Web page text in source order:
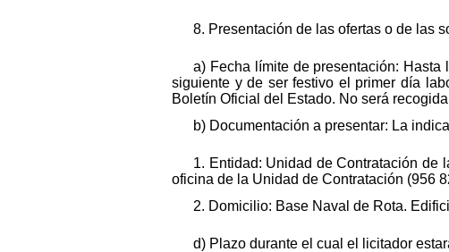
8. Presentación de las ofertas o de las
a) Fecha límite de presentación:
siguiente y de ser festivo el primer día
Boletín Oficial del Estado. No será
b) Documentación a presentar: La
1. Entidad: Unidad de Contratación de
oficina de la Unidad de Contratación (956
2. Domicilio: Base Naval de Rota.
d) Plazo durante el cual el licitador